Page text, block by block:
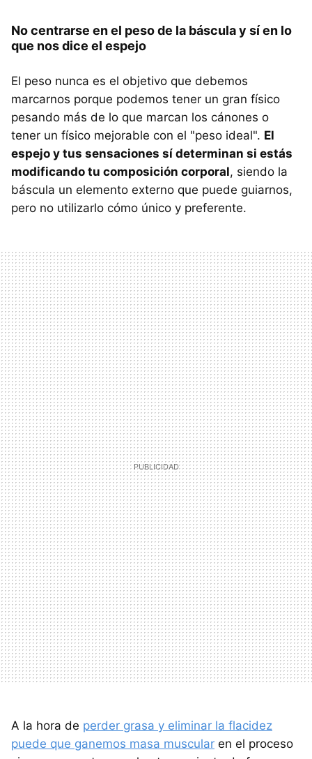
No centrarse en el peso de la báscula y sí en lo
que nos dice el espejo
El peso nunca es el objetivo que debemos
marcarnos porque podemos tener un gran físico
pesando más de lo que marcan los cánones o
tener un físico mejorable con el "peso ideal". El
espejo y tus sensaciones sí determinan si estás
modificando tu composición corporal, siendo la
báscula un elemento externo que puede guiarnos,
pero no utilizarlo cómo único y preferente.
A la hora de perder grasa y eliminar la flacidez
puede que ganemos masa muscular en el proceso